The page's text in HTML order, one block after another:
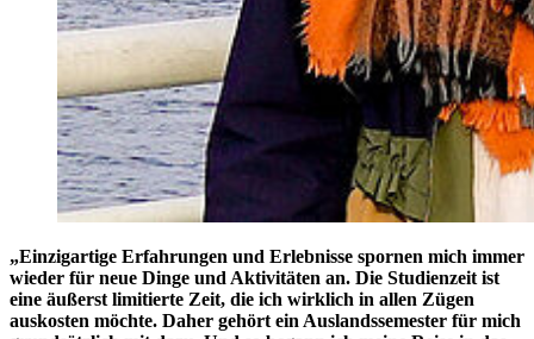
„Einzigartige Erfahrungen und Erlebnisse spornen mich immer
wieder für neue Dinge und Aktivitäten an. Die Studienzeit ist
eine äußerst limitierte Zeit, die ich wirklich in allen Zügen
auskosten möchte. Daher gehört ein Auslandssemester für mich